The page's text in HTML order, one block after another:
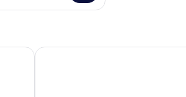
วิสดอม โฮเทล แอนด์ เรสซิเดนซ์